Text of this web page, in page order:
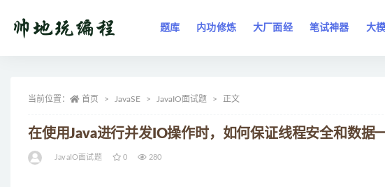
题库 内功修炼 大厂面经 笔试神器 大
当前位置： 首页 JavaSE JavaIO面试题 正文
在使用Java进行并发IO操作时，如何保证线程安全和数据
JavaIO面试题 0 280